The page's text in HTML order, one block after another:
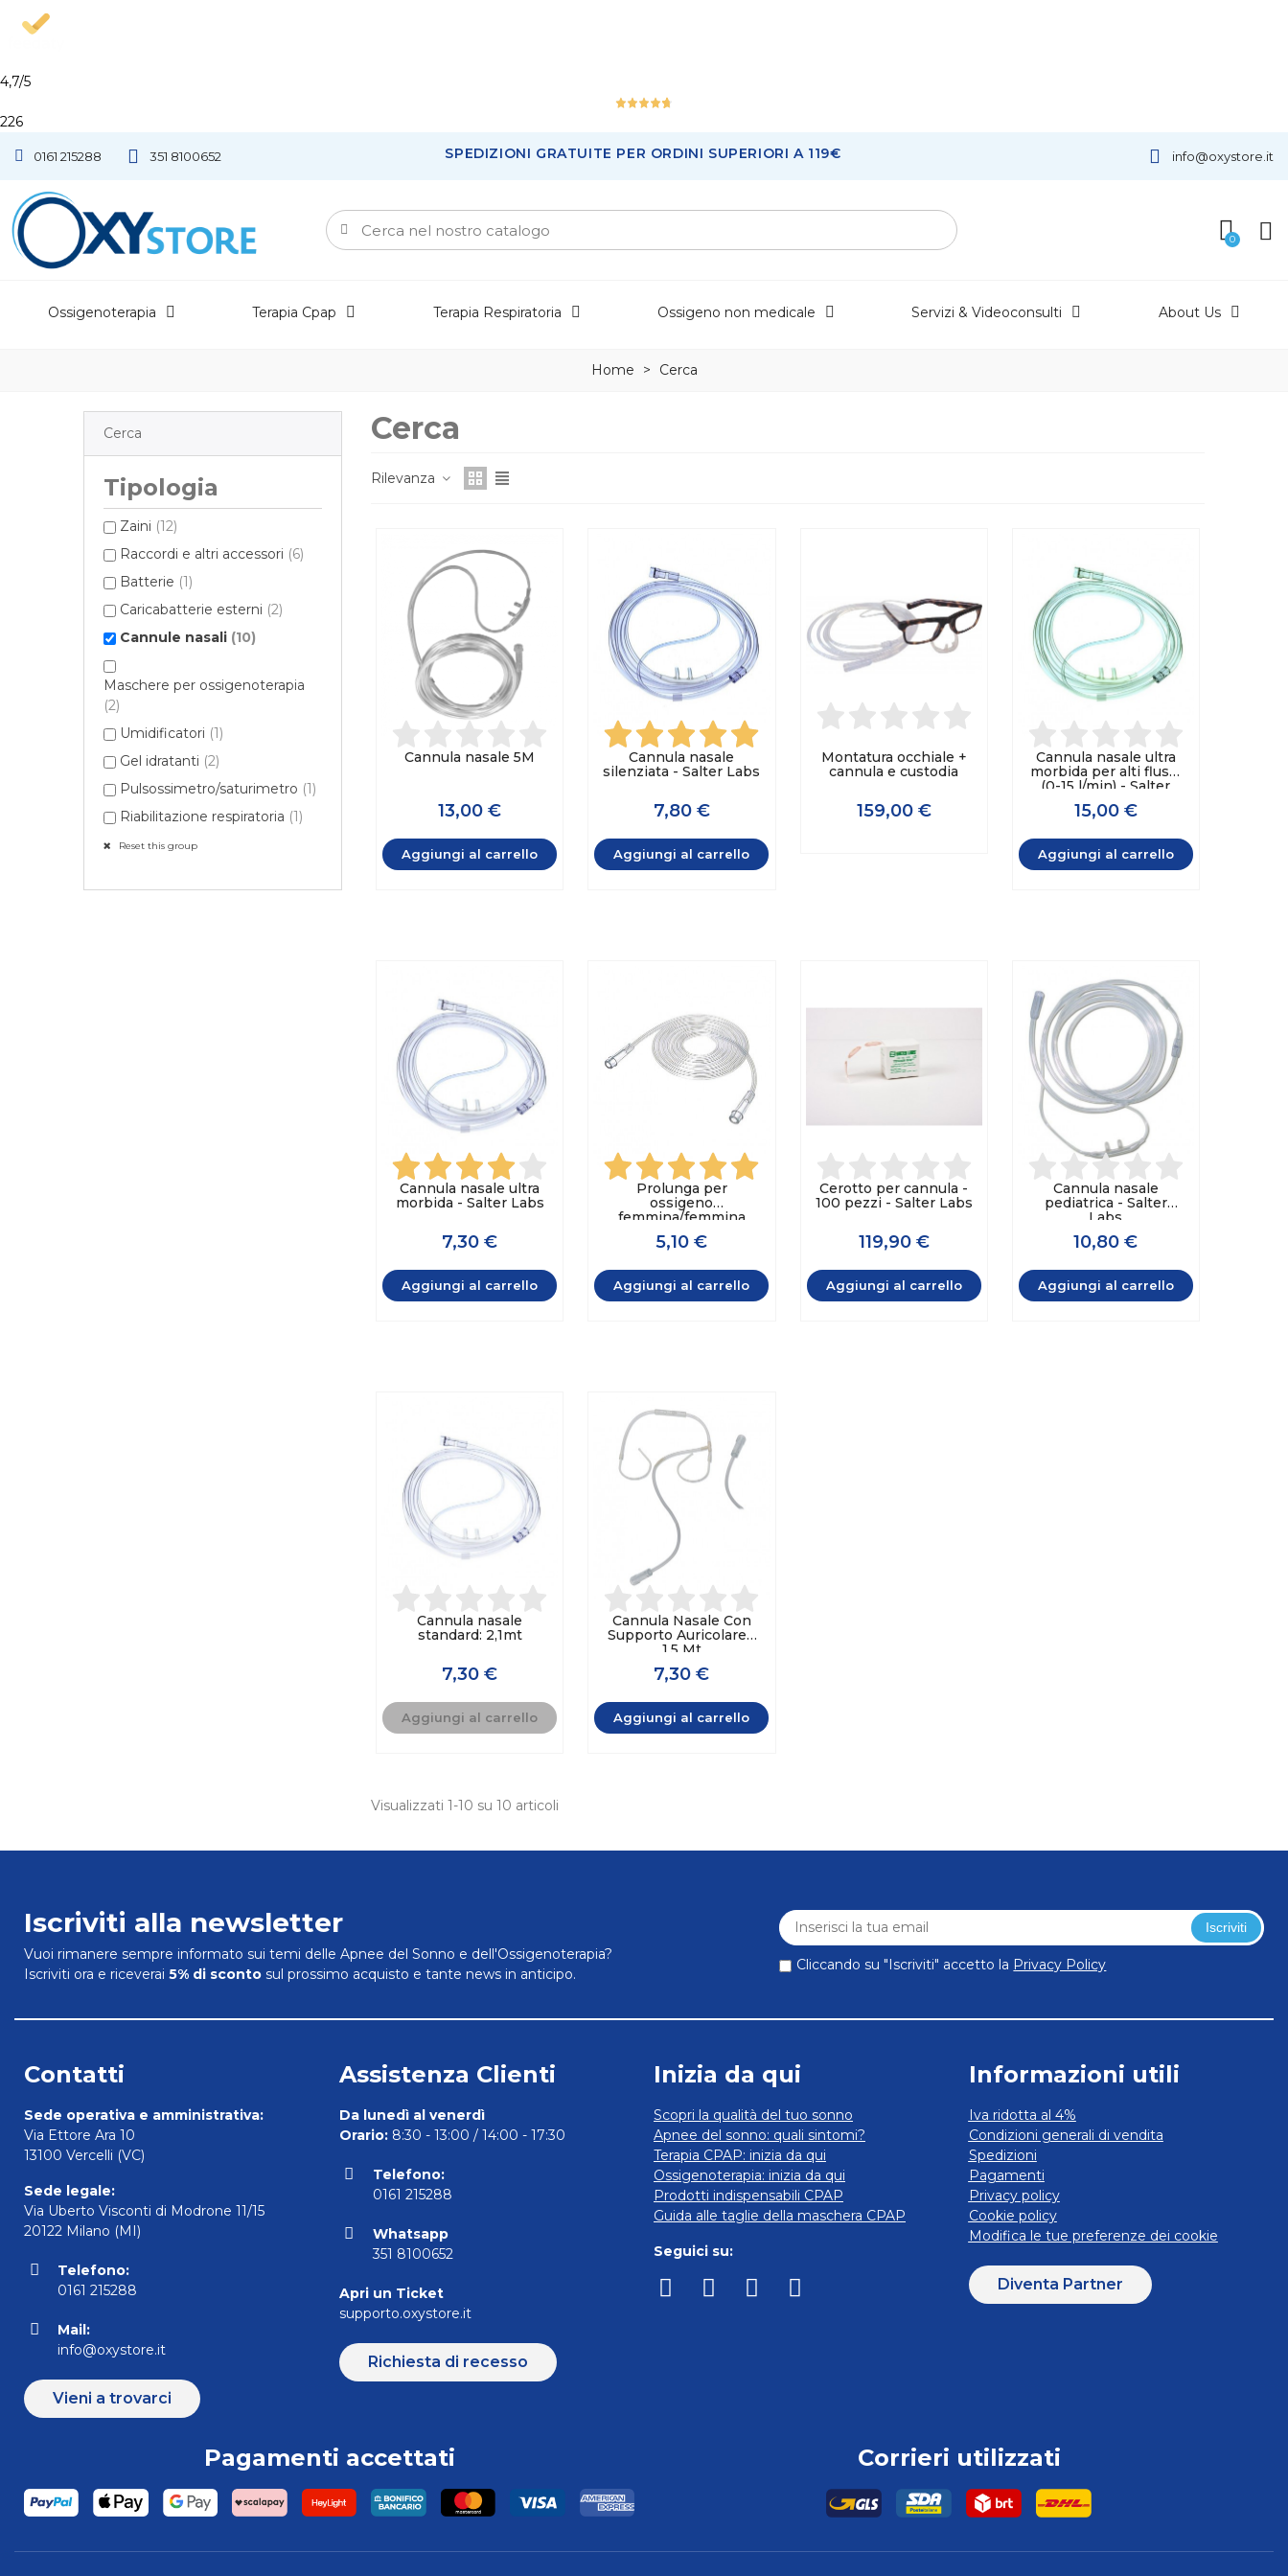
4,7/5
226
0161 215288 351 8100652 SPEDIZIONI GRATUITE PER ORDINI SUPERIORI A 119€
Ottimo info@oxystore.it
Ossigenoterapia Terapia Cpap Terapia Respiratoria Ossigeno non medicale Servizi & Videoconsulti About Us
Home > Cerca
Cerca
Tipologia
Zaini (12)
Raccordi e altri accessori (6)
Batterie (1)
Caricabatterie esterni (2)
Cannule nasali (10)
Maschere per ossigenoterapia
(2)
Umidificatori (1)
Gel idratanti (2)
Pulsossimetro/saturimetro (1)
Riabilitazione respiratoria (1)
Reset this group
Cerca
Rilevanza
Cannula nasale 5M
13,00 €
Aggiungi al carrello
Cannula nasale
silenziata - Salter Labs
7,80 €
Aggiungi al carrello
Montatura occhiale +
cannula e custodia
159,00 €
Cannula nasale ultra
morbida per alti flussi
(0-15 l/min) - Salter
Labs
15,00 €
Aggiungi al carrello
Cannula nasale ultra
morbida - Salter Labs
7,30 €
Aggiungi al carrello
Prolunga per
ossigeno
femmina/femmina
5,10 €
Aggiungi al carrello
Cerotto per cannula -
100 pezzi - Salter Labs
119,90 €
Aggiungi al carrello
Cannula nasale
pediatrica - Salter
Labs
10,80 €
Aggiungi al carrello
Cannula nasale
standard: 2,1mt
7,30 €
Aggiungi al carrello
Cannula Nasale Con
Supporto Auricolare |
1,5 Mt
7,30 €
Aggiungi al carrello
Visualizzati 1-10 su 10 articoli
Iscriviti alla newsletter
Vuoi rimanere sempre informato sui temi delle Apnee del Sonno e dell'Ossigenoterapia?
Iscriviti ora e riceverai 5% di sconto sul prossimo acquisto e tante news in anticipo.
Iscriviti
Cliccando su "Iscriviti" accetto la Privacy Policy
Contatti
Sede operativa e amministrativa:
Via Ettore Ara 10
13100 Vercelli (VC)
Sede legale:
Via Uberto Visconti di Modrone 11/15
20122 Milano (MI)
Telefono:
0161 215288
Mail:
info@oxystore.it
Vieni a trovarci
Assistenza Clienti
Da lunedì al venerdì
Orario:8:30 - 13:00 / 14:00 - 17:30
Telefono:
0161 215288
Whatsapp
351 8100652
Apri un Ticket
supporto.oxystore.it
Richiesta di recesso
Inizia da qui
Scopri la qualità del tuo sonno
Apnee del sonno: quali sintomi?
Terapia CPAP: inizia da qui
Ossigenoterapia: inizia da qui
Prodotti indispensabili CPAP
Guida alle taglie della maschera CPAP
Seguici su:
Informazioni utili
Iva ridotta al 4%
Condizioni generali di vendita
Spedizioni
Pagamenti
Privacy policy
Cookie policy
Modifica le tue preferenze dei cookie
Diventa Partner
Pagamenti accettati Corrieri utilizzati